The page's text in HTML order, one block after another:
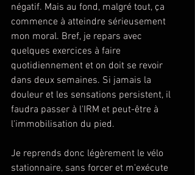
négatif. Mais au fond, malgré tout, ça
commence à atteindre sérieusement
mon moral. Bref, je repars avec
quelques exercices à faire
quotidiennement et on doit se revoir
dans deux semaines. Si jamais la
douleur et les sensations persistent, il
faudra passer à l'IRM et peut-être à
l'immobilisation du pied.
Je reprends donc légèrement le vélo
stationnaire, sans forcer et m'exécute